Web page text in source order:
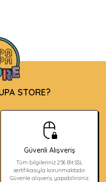
STORE?
Güvenli Alışveriş
Tüm bilgileriniz 256 Bit SSL
sertifikasıyla korunmaktadır.
Güvenle alışveriş yapabilirsiniz.